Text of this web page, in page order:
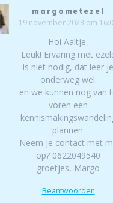
margometezel
19 november 2023 om
Hoi Aaltje,
Leuk! Ervaring met
is niet nodig, dat leer je
onderweg wel.
en we kunnen nog van
voren een
plannen.
Neem je contact met
op? 0622049540
groetjes, Margo
Beantwoorden